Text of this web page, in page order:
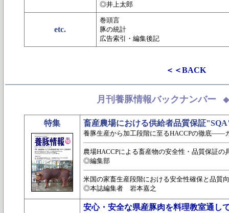
◎井上太郎
etc.
巻頭言
豚の統計
広告索引・編集後記
＜＜BACK
月刊養豚情報バックナンバー
特集 畜産農場における供給者品質保証
養豚生産から加工段階に至るHACCPの徹底――
農場HACCPによる畜産物の安全性・品質保証の
◎編集部
米国の家畜生産段階における安全性確保と品質
◎本誌編集者 岩本嘉之
安心・安全な県産豚肉を料理教室通